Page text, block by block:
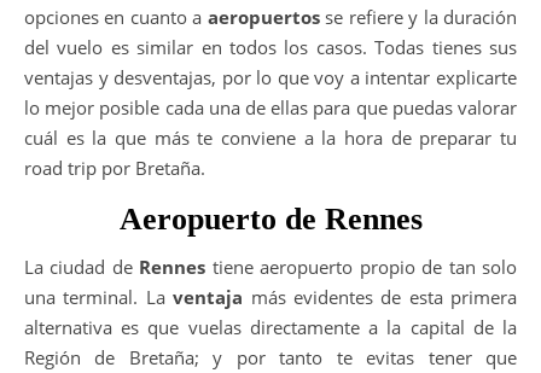
opciones en cuanto a aeropuertosse refiere y la duración
del vuelo es similar en todos los casos. Todas tienes sus
ventajas y desventajas, por lo que voy a intentar explicarte
lo mejor posible cada una de ellas para que puedas valorar
cuál es la que más te conviene a la hora de preparar tu
road trip por Bretaña.
Aeropuerto de Rennes
La ciudad de Rennes tiene aeropuerto propio de tan solo
una terminal. Laventaja más evidentes de esta primera
alternativa es que vuelas directamente a la capital de la
Región de Bretaña; y por tanto te evitas tener que